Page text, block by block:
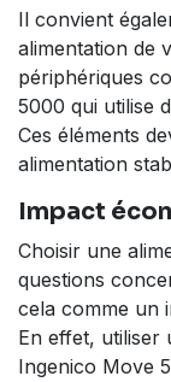
Il convient
alimentation de
périphériques
5000 qui utilise
Ces éléments
alimentation
Impact
Choisir une
questions
cela comme un
En effet, utiliser
Ingenico Move